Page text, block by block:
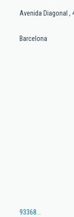
Avenida Diagonal ,
Barcelona
93368...